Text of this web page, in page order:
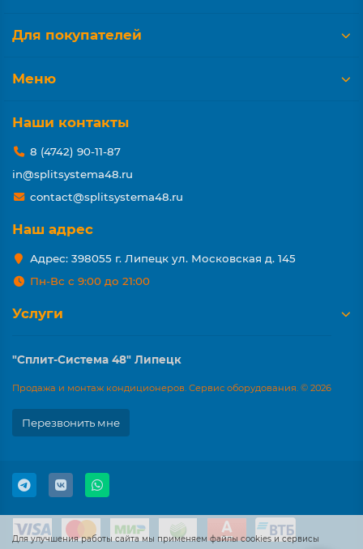
Для улучшения работы сайта мы применяем файлы cookies и сервисы
Для покупателей
Меню
Наши контакты
8 (4742) 90-11-87
in@splitsystema48.ru
contact@splitsystema48.ru
Наш адрес
Адрес: 398055 г. Липецк ул. Московская д. 145
Пн-Вс с 9:00 до 21:00
Услуги
"Сплит-Система 48" Липецк
Продажа и монтаж кондиционеров. Сервис оборудования. © 2026
Перезвонить мне